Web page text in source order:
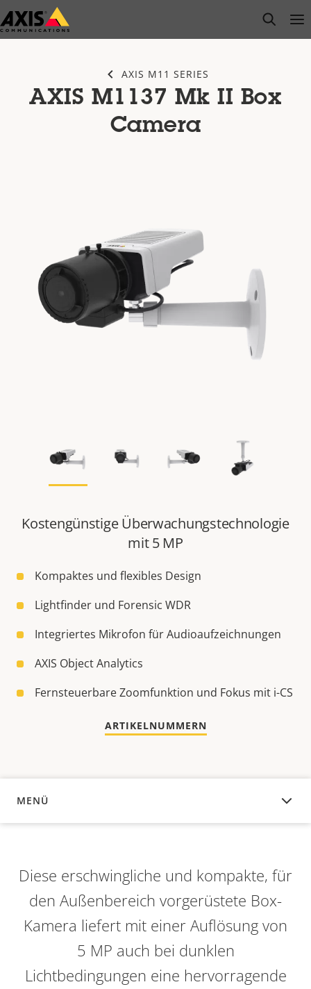
Zum
Hauptinhalt
open
AXIS M11 SERIES
AXIS M1137 Mk II Box
Camera
Kostengünstige Überwachungstechnologie
mit 5 MP
Kompaktes und flexibles Design
Lightfinder und Forensic WDR
Integriertes Mikrofon für Audioaufzeichnungen
AXIS Object Analytics
Fernsteuerbare Zoomfunktion und Fokus mit i-CS
ARTIKELNUMMERN
MENÜ
ÜBERSICHT
Diese erschwingliche und kompakte, für
den Außenbereich vorgerüstete Box-
Kamera liefert mit einer Auflösung von
5 MP auch bei dunklen
Lichtbedingungen eine hervorragende